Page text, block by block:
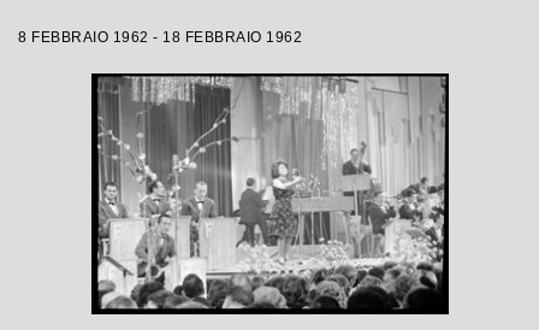
8 FEBBRAIO 1962 - 18 FEBBRAIO 1962